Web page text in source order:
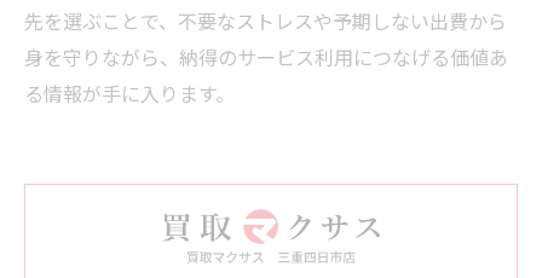
先を選ぶことで、不要なストレスや予期しない出費から
身を守りながら、納得のサービス利用につなげる価値あ
る情報が手に入ります。